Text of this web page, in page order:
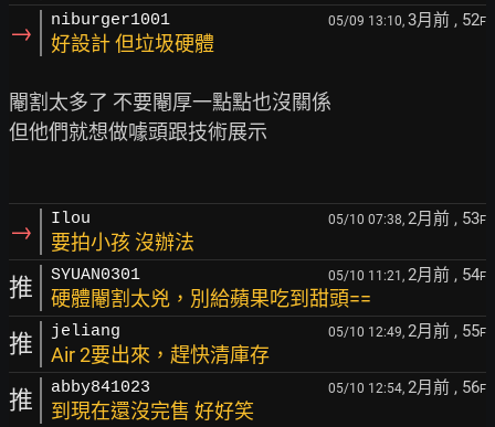
→ niburger1001 05/09 13:10, 3月前 , 52F
好設計 但垃圾硬體
閹割太多了 不要閹厚一點點也沒關係
但他們就想做噱頭跟技術展示
→ Ilou 05/10 07:38, 2月前 , 53F
要拍小孩 沒辦法
推 SYUAN0301 05/10 11:21, 2月前 , 54F
硬體閹割太兇，別給蘋果吃到甜頭==
推 jeliang 05/10 12:49, 2月前 , 55F
Air 2要出來，趕快清庫存
推 abby841023 05/10 12:54, 2月前 , 56F
到現在還沒完售 好好笑